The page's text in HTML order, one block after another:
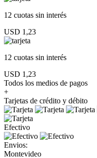
12 cuotas sin interés
USD 1,23
12 cuotas sin interés
USD 1,23
Todos los medios de pagos
+
Tarjetas de crédito y débito
Efectivo
Envios:
Montevideo